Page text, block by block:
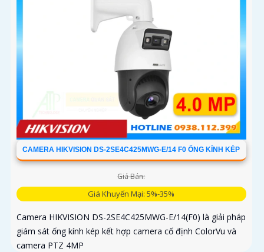
CAMERA HIKVISION DS-2SE4C425MWG-E/14 F0 ỐNG KÍNH KÉP
Giá Bán:
Giá Khuyến Mại: 5%-35%
Camera HIKVISION DS-2SE4C425MWG-E/14(F0) là giải pháp
giám sát ống kính kép kết hợp camera cố định ColorVu và
camera PTZ 4MP